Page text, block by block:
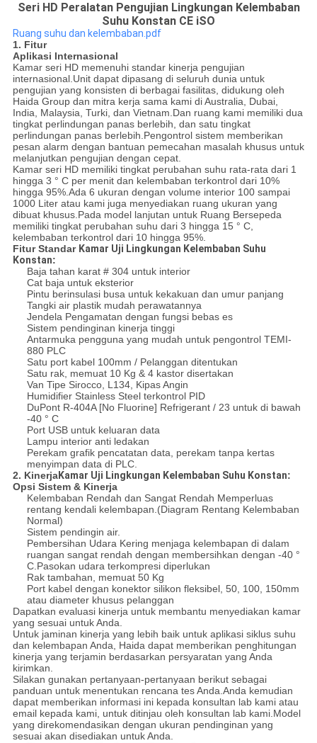
Seri HD Peralatan Pengujian Lingkungan Kelembaban
Suhu Konstan CE iSO
Ruang suhu dan kelembaban.pdf
1. Fitur
Aplikasi Internasional
Kamar seri HD memenuhi standar kinerja pengujian
internasional.Unit dapat dipasang di seluruh dunia untuk
pengujian yang konsisten di berbagai fasilitas, didukung oleh
Haida Group dan mitra kerja sama kami di Australia, Dubai,
India, Malaysia, Turki, dan Vietnam.Dan ruang kami memiliki dua
tingkat perlindungan panas berlebih, dan satu tingkat
perlindungan panas berlebih.Pengontrol sistem memberikan
pesan alarm dengan bantuan pemecahan masalah khusus untuk
melanjutkan pengujian dengan cepat.
Kamar seri HD memiliki tingkat perubahan suhu rata-rata dari 1
hingga 3 ° C per menit dan kelembaban terkontrol dari 10%
hingga 95%.Ada 6 ukuran dengan volume interior 100 sampai
1000 Liter atau kami juga menyediakan ruang ukuran yang
dibuat khusus.Pada model lanjutan untuk Ruang Bersepeda
memiliki tingkat perubahan suhu dari 3 hingga 15 ° C,
kelembaban terkontrol dari 10 hingga 95%.
Fitur Standar Kamar Uji Lingkungan Kelembaban Suhu
Konstan:
Baja tahan karat # 304 untuk interior
Cat baja untuk eksterior
Pintu berinsulasi busa untuk kekakuan dan umur panjang
Tangki air plastik mudah perawatannya
Jendela Pengamatan dengan fungsi bebas es
Sistem pendinginan kinerja tinggi
Antarmuka pengguna yang mudah untuk pengontrol TEMI-
880 PLC
Satu port kabel 100mm / Pelanggan ditentukan
Satu rak, memuat 10 Kg & 4 kastor disertakan
Van Tipe Sirocco, L134, Kipas Angin
Humidifier Stainless Steel terkontrol PID
DuPont R-404A [No Fluorine] Refrigerant / 23 untuk di bawah
-40 ° C
Port USB untuk keluaran data
Lampu interior anti ledakan
Perekam grafik pencatatan data, perekam tanpa kertas
menyimpan data di PLC.
2. KinerjaKamar Uji Lingkungan Kelembaban Suhu Konstan:
Opsi Sistem & Kinerja
Kelembaban Rendah dan Sangat Rendah Memperluas
rentang kendali kelembapan.(Diagram Rentang Kelembaban
Normal)
Sistem pendingin air.
Pembersihan Udara Kering menjaga kelembapan di dalam
ruangan sangat rendah dengan membersihkan dengan -40 °
C.Pasokan udara terkompresi diperlukan
Rak tambahan, memuat 50 Kg
Port kabel dengan konektor silikon fleksibel, 50, 100, 150mm
atau diameter khusus pelanggan
Dapatkan evaluasi kinerja untuk membantu menyediakan kamar
yang sesuai untuk Anda.
Untuk jaminan kinerja yang lebih baik untuk aplikasi siklus suhu
dan kelembapan Anda, Haida dapat memberikan penghitungan
kinerja yang terjamin berdasarkan persyaratan yang Anda
kirimkan.
Silakan gunakan pertanyaan-pertanyaan berikut sebagai
panduan untuk menentukan rencana tes Anda.Anda kemudian
dapat memberikan informasi ini kepada konsultan lab kami atau
email kepada kami, untuk ditinjau oleh konsultan lab kami.Model
yang direkomendasikan dengan ukuran pendinginan yang
sesuai akan disediakan untuk Anda.